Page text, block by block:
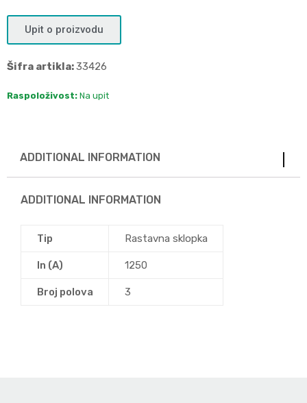
Upit o proizvodu
Šifra artikla:33426
Raspoloživost: Na upit
ADDITIONAL INFORMATION
ADDITIONAL INFORMATION
Tip Rastavna sklopka
In (A) 1250
Broj polova 3